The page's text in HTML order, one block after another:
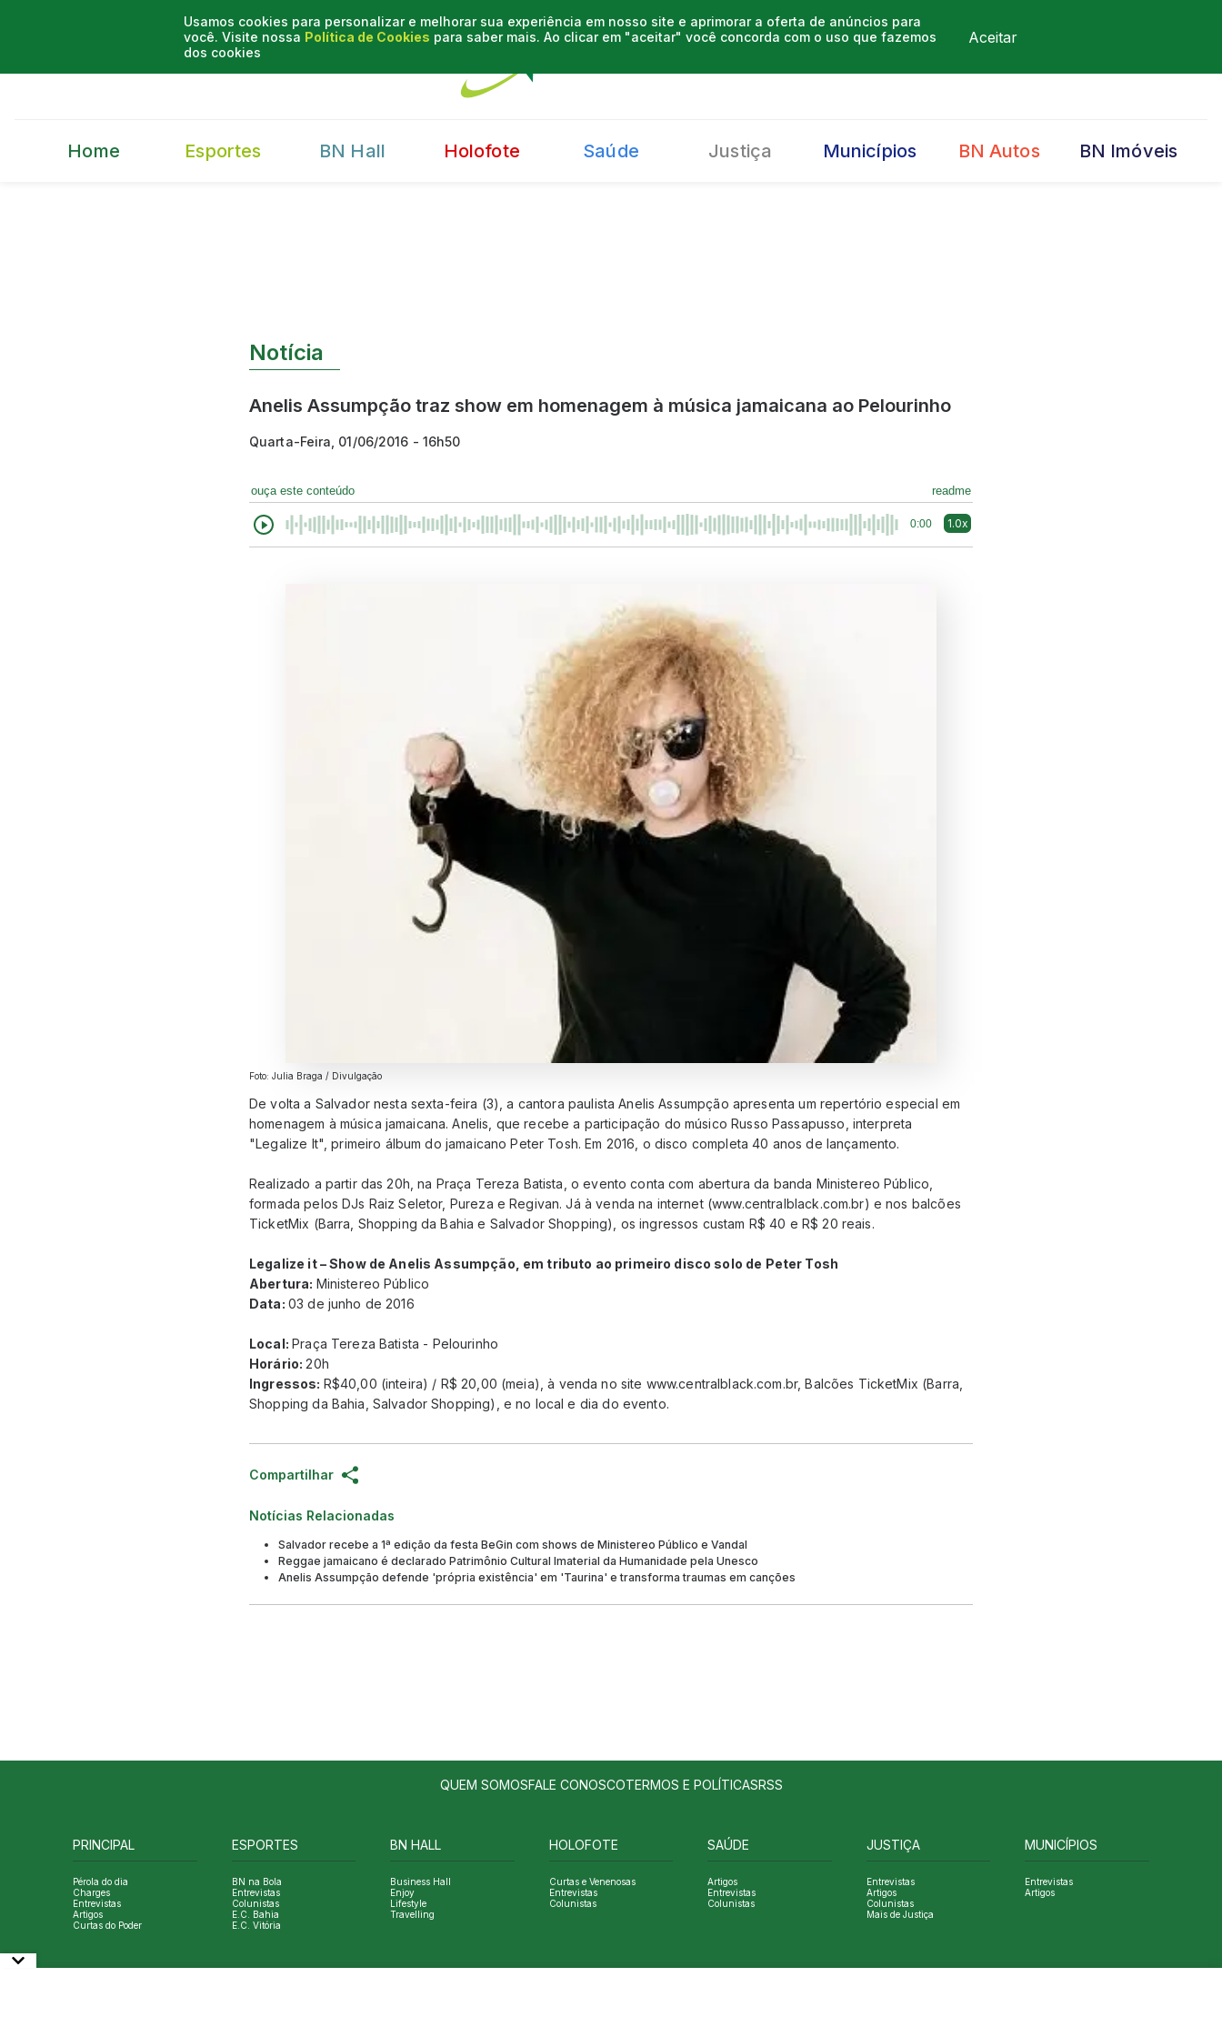
Usamos cookies para personalizar e melhorar sua experiência em nosso site e aprimorar a oferta de anúncios para
você. Visite nossa Política de Cookies para saber mais. Ao clicar em "aceitar" você concorda com o uso que fazemos
dos cookies
Aceitar
Home Esportes BN Hall Holofote Saúde Justiça Municípios BN Autos BN Imóveis
Notícia
Anelis Assumpção traz show em homenagem à música jamaicana ao Pelourinho
Quarta-Feira, 01/06/2016 - 16h50
ouça este conteúdo readme
0:00 1.0x
Foto: Julia Braga / Divulgação
De volta a Salvador nesta sexta-feira (3), a cantora paulista Anelis Assumpção apresenta um repertório especial em
homenagem à música jamaicana. Anelis, que recebe a participação do músico Russo Passapusso, interpreta
"Legalize It", primeiro álbum do jamaicano Peter Tosh. Em 2016, o disco completa 40 anos de lançamento.
Realizado a partir das 20h, na Praça Tereza Batista, o evento conta com abertura da banda Ministereo Público,
formada pelos DJs Raiz Seletor, Pureza e Regivan. Já à venda na internet (www.centralblack.com.br) e nos balcões
TicketMix (Barra, Shopping da Bahia e Salvador Shopping), os ingressos custam R$ 40 e R$ 20 reais.
Legalize it – Show de Anelis Assumpção, em tributo ao primeiro disco solo de Peter Tosh
Abertura: Ministereo Público
Data: 03 de junho de 2016
Local:Praça Tereza Batista - Pelourinho
Horário:20h
Ingressos: R$40,00 (inteira) / R$ 20,00 (meia), à venda no site www.centralblack.com.br, Balcões TicketMix (Barra,
Shopping da Bahia, Salvador Shopping), e no local e dia do evento.
Compartilhar
Notícias Relacionadas
Salvador recebe a 1ª edição da festa BeGin com shows de Ministereo Público e Vandal
Reggae jamaicano é declarado Patrimônio Cultural Imaterial da Humanidade pela Unesco
Anelis Assumpção defende 'própria existência' em 'Taurina' e transforma traumas em canções
QUEM SOMOSFALE CONOSCOTERMOS E POLÍTICASRSS
PRINCIPAL
Pérola do dia
Charges
Entrevistas
Artigos
Curtas do Poder
ESPORTES
BN na Bola
Entrevistas
Colunistas
E.C. Bahia
E.C. Vitória
BN HALL
Business Hall
Enjoy
Lifestyle
Travelling
HOLOFOTE
Curtas e Venenosas
Entrevistas
Colunistas
SAÚDE
Artigos
Entrevistas
Colunistas
JUSTIÇA
Entrevistas
Artigos
Colunistas
Mais de Justiça
MUNICÍPIOS
Entrevistas
Artigos